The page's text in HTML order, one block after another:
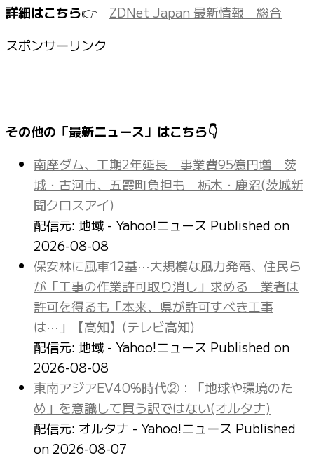
詳細はこちら👉 ZDNet Japan 最新情報 総合
スポンサーリンク
その他の「最新ニュース」はこちら👇
南摩ダム、工期2年延長 事業費95億円増 茨
城・古河市、五霞町負担も 栃木・鹿沼(茨城新
聞クロスアイ)
配信元: 地域 - Yahoo!ニュース Published on
2026-08-08
保安林に風車12基⋯大規模な風力発電、住民ら
が「工事の作業許可取り消し」求める 業者は
許可を得るも「本来、県が許可すべき工事
は⋯」【高知】(テレビ高知)
配信元: 地域 - Yahoo!ニュース Published on
2026-08-08
東南アジアEV40%時代②：「地球や環境のた
め」を意識して買う訳ではない(オルタナ)
配信元: オルタナ - Yahoo!ニュース Published
on 2026-08-07